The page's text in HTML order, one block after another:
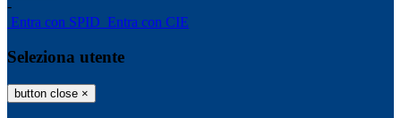
-
Entra con SPID Entra con CIE
Seleziona utente
button close ×